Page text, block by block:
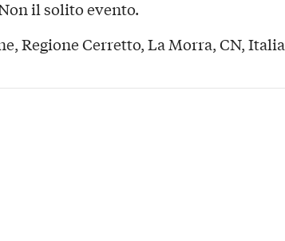
il solito evento.
Regione Cerretto, La Morra, CN, Italia